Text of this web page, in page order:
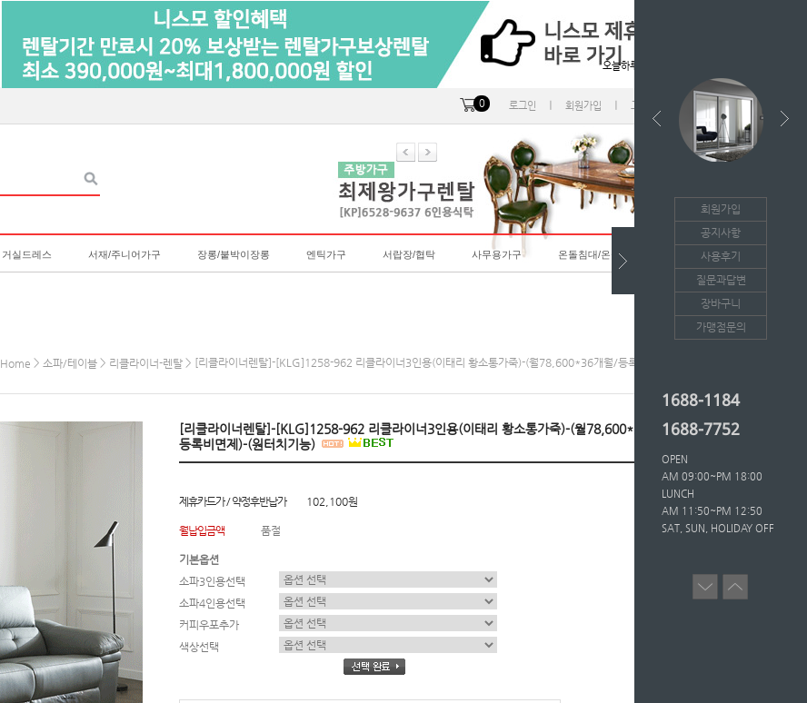
오늘하루 열지않음
0 로그인 회원가입 고객센터 ㅣ 마이페이지
거실드레스 서재/주니어가구 장롱/붙박이장롱 엔틱가구 서랍장/협탁 사무용가구 온돌침대/온돌소파
Home > 소파/테이블 > 리클라이너-렌탈 > [리클라이너렌탈]-[KLG]1258-962 리클라이너3인용(이태리 황소통가죽)-(월78,600*36개월/등록비면제)-(원터치기능)
[리클라이너렌탈]-[KLG]1258-962 리클라이너3인용(이태리 황소통가죽)-(월78,600*36개월/
등록비면제)-(원터치기능)
제휴카드가 / 약정후반납가 102,100원
월납입금액 품절
기본옵션
소파3인용선택
소파4인용선택
커피우포추가
색상선택
회원가입
공지사항
사용후기
질문과답변
장바구니
가맹점문의
1688-1184
1688-7752
OPEN
AM 09:00~PM 18:00
LUNCH
AM 11:50~PM 12:50
SAT, SUN, HOLIDAY OFF